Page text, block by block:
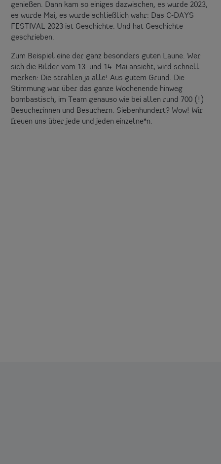
genießen. Dann kam so einiges dazwischen, es wurde 2023,
es wurde Mai, es wurde schließlich wahr: Das C-DAYS
FESTIVAL 2023 ist Geschichte. Und hat Geschichte
geschrieben.
Zum Beispiel eine der ganz besonders guten Laune. Wer
sich die Bilder vom 13. und 14. Mai ansieht, wird schnell
merken: Die strahlen ja alle! Aus gutem Grund. Die
Stimmung war über das ganze Wochenende hinweg
bombastisch, im Team genauso wie bei allen rund 700 (!)
Besucherinnen und Besuchern. Siebenhundert? Wow! Wir
freuen uns über jede und jeden einzelne*n.